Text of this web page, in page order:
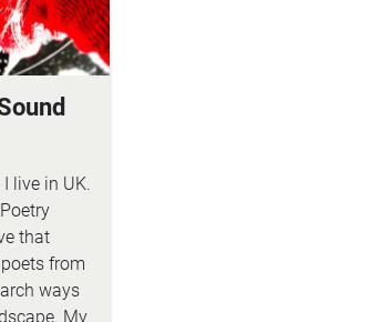
live in UK.
that
from
ways
My